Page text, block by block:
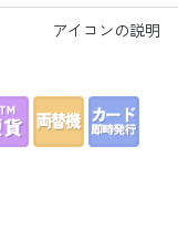
アイコンの説明